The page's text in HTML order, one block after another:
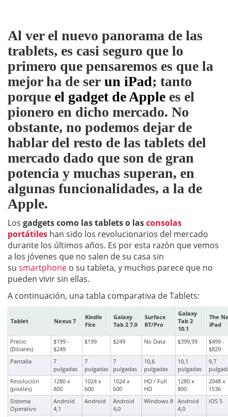
Al ver el nuevo panorama de las
trablets, es casi seguro que lo
primero que pensaremos es que la
mejor ha de ser un iPad; tanto
porque el gadget de Apple es el
pionero en dicho mercado. No
obstante, no podemos dejar de
hablar del resto de las tablets del
mercado dado que son de gran
potencia y muchas superan, en
algunas funcionalidades, a la de
Apple.
Los gadgets como las tablets o lasconsolas
portátiles han sido los revolucionarios del mercado
durante los últimos años. Es por esta razón que vemos
a los jóvenes que no salen de su casa sin
su smartphone o su tableta, y muchos parece que no
pueden vivir sin ellas.
A continuación, una tabla comparativa de Tablets:
Tablet Nexus 7
Kindle
Fire
Galaxy
Tab 2 7.0
Surface
RT/Pro
Galaxy
Tab 2
10.1
The
iPad
Precio
(Dólares)
$199 -
$249
$199 $249 No Data $399,99
$499 -
$829
Pantalla
7
pulgadas
7
pulgadas
7
pulgadas
10,6
pulgadas
10,1
pulgadas
9,7
Resolución
(pixeles)
1280 x
800
1024 x
600
1024 x
600
HD / Full
HD
1280 x
800
2048 x
1536
Sistema
Operativo
Android
4,1
Android
Android
4,0
Windows 8
Android
4,0
iOS 5